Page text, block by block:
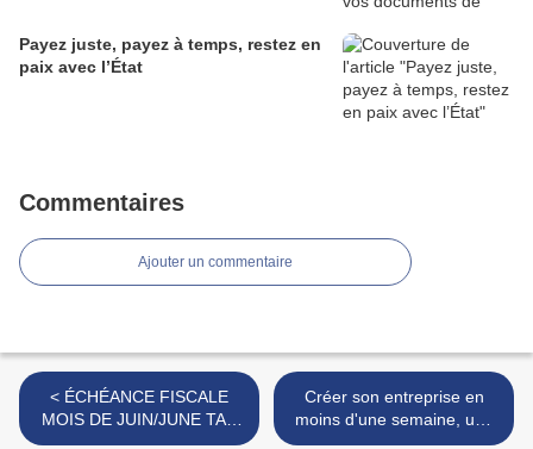
Payez juste, payez à temps, restez en
paix avec l’État
Commentaires
Ajouter un commentaire
< ÉCHÉANCE FISCALE
MOIS DE JUIN/JUNE TAX
SCHEDULE
Créer son entreprise en
moins d'une semaine, une
réalité en R.D. Congo >